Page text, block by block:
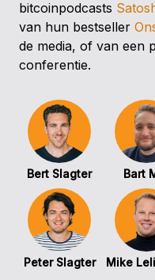
bitcoinpodcasts
van hun bestseller
de media, of van een
conferentie.
Bert Slagter Bart
Peter Slagter Mike